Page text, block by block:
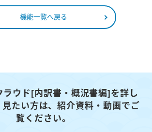
機能一覧へ戻る
ラウド[内訳書・概況書編]を詳し
見たい方は、紹介資料・動画でご
覧ください。